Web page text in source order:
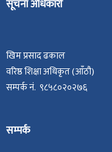
सूचना अधिकारी
खिम प्रसाद ढकाल
वरिष्ठ शिक्षा अधिकृत (आँठौ)
सम्पर्क नं. ९८५८०२०२७६
सम्पर्क